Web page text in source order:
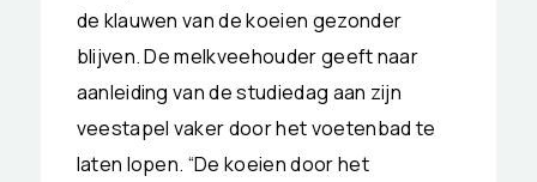
de klauwen van de koeien gezonder
blijven. De melkveehouder geeft naar
aanleiding van de studiedag aan zijn
veestapel vaker door het voetenbad te
laten lopen. “De koeien door het